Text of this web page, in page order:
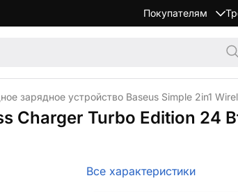
Покупателям
зарядное устройство Baseus Simple 2in1
Charger Turbo Edition 24
Все характеристики